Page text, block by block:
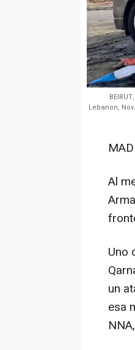
Lebanon,
Al
Uno
un
esa